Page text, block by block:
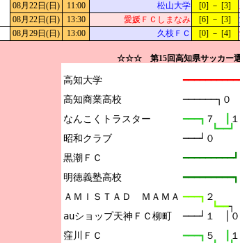
08月22日(日) 11:00 松山大学 [0] － [3]
08月22日(日)
13:30 愛媛ＦＣしまなみ [6] － [3]
08月29日(日) 13:00 久枝ＦＣ [0] － [4]
☆☆☆ 第15回高知県サッカ
高知大学
高知商業高校
なんこくトラスター
昭和クラブ
黒潮ＦＣ
明徳義塾高校
ＡＭＩＳＴＡＤ　ＭＡＭＡ
auショップ天神ＦＣ柳町
窪川ＦＣ
━━━┓ ７
───┘
━━━┓
┗━━┐
───┘１　│
━━━┓ ５